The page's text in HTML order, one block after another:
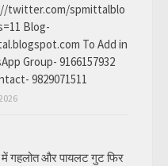
twitter.com/spmittalblo
Blog-
To Add in
Group- 9166157932
9829071511
गहलोत और पायलट गुट फिर